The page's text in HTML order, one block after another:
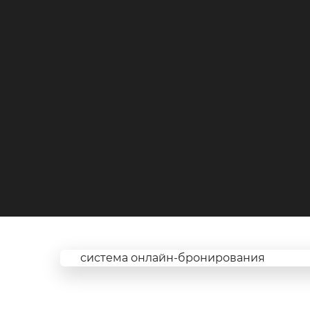
система онлайн-бронирования